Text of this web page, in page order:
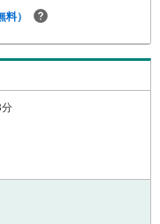
査・要件があります）◇
イフプランニング、かけ
など多彩なサービスがご
料）